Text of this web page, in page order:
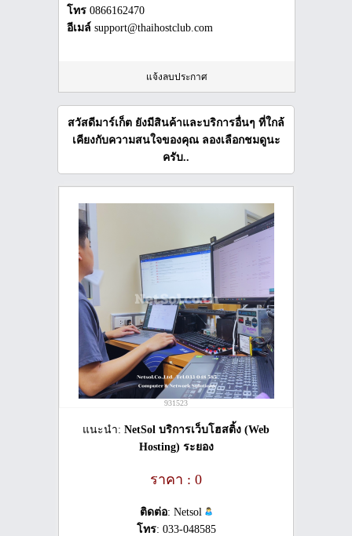
โทร 0866162470
อีเมล์ support@thaihostclub.com
แจ้งลบประกาศ
สวัสดีมาร์เก็ต ยังมีสินค้าและบริการอื่นๆ ที่ใกล้
เคียงกับความสนใจของคุณ ลองเลือกชมดูนะ
ครับ..
931523
แนะนำ: NetSol บริการเว็บโฮสติ้ง (Web
Hosting) ระยอง
ราคา : 0
ติดต่อ: Netsol
โทร: 033-048585